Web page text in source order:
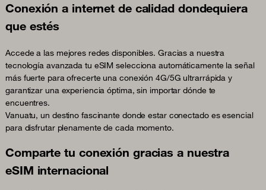
Conexión a internet de calidad dondequiera
que estés
Accede a las mejores redes disponibles. Gracias a nuestra
tecnología avanzada tu eSIM selecciona automáticamente la señal
más fuerte para ofrecerte una conexión 4G/5G ultrarrápida y
garantizar una experiencia óptima, sin importar dónde te
encuentres.
Vanuatu, un destino fascinante donde estar conectado es esencial
para disfrutar plenamente de cada momento.
Comparte tu conexión gracias a nuestra
eSIM internacional